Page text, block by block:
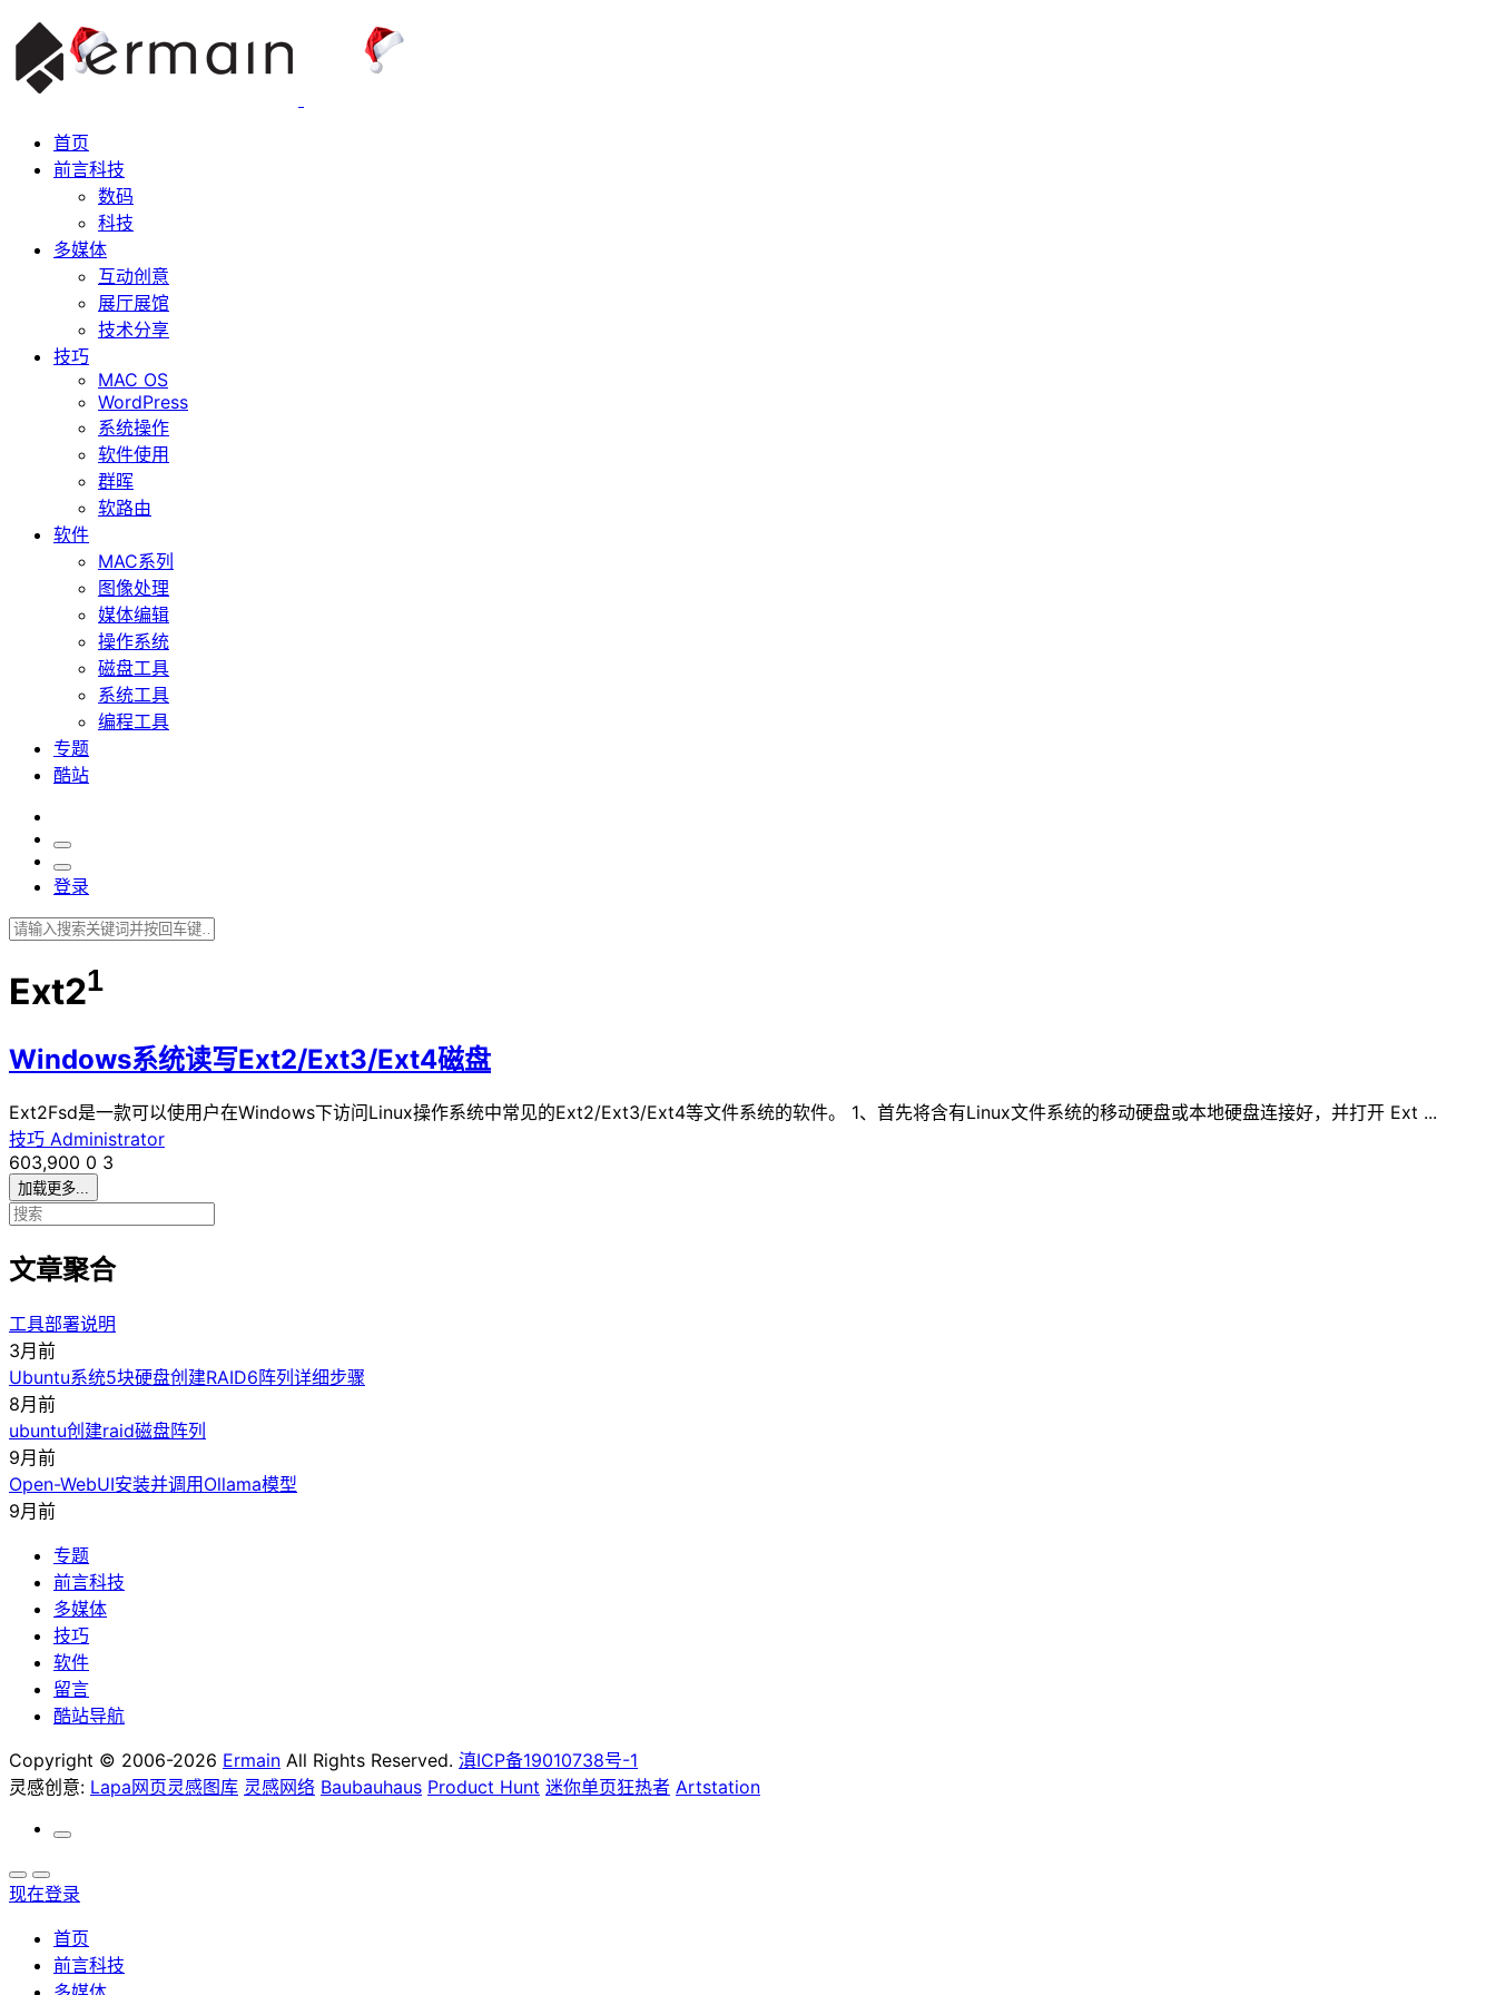
首页
前言科技
数码
科技
多媒体
互动创意
展厅展馆
技术分享
技巧
MAC OS
WordPress
系统操作
软件使用
群晖
软路由
软件
MAC系列
图像处理
媒体编辑
操作系统
磁盘工具
系统工具
编程工具
专题
酷站
登录
Ext21
Windows系统读写Ext2/Ext3/Ext4磁盘
Ext2Fsd是一款可以使用户在Windows下访问Linux操作系统中常见的Ext2/Ext3/Ext4等文件系统的软件。 1、首先将含有Linux文件系统的移动硬盘或本地硬盘连接好，并打开 Ext ...
技巧 Administrator
603,900 0 3
加载更多...
文章聚合
工具部署说明
3月前
Ubuntu系统5块硬盘创建RAID6阵列详细步骤
8月前
ubuntu创建raid磁盘阵列
9月前
Open-WebUI安装并调用Ollama模型
9月前
专题
前言科技
多媒体
技巧
软件
留言
酷站导航
Copyright © 2006-2026 Ermain All Rights Reserved. 滇ICP备19010738号-1
灵感创意: Lapa网页灵感图库 灵感网络 Baubauhaus Product Hunt 迷你单页狂热者 Artstation
现在登录
首页
前言科技